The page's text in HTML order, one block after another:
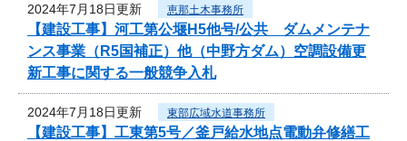
2024年7月18日更新 恵那土木事務所
【建設工事】河工第公堰H5他号/公共 ダムメンテナ
ンス事業（R5国補正）他（中野方ダム）空調設備更
新工事に関する一般競争入札
2024年7月18日更新 東部広域水道事務所
【建設工事】工東第5号／釜戸給水地点電動弁修繕工